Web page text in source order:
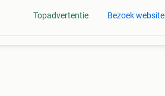
Topadvertentie Bezoek website